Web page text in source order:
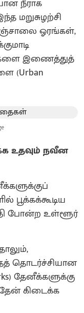
நீராக
மறுசுழற்சி
ஓரங்கள்,
இணைத்துத்
(Urban
உதவும் நவீன
பூக்கக்கூடிய
போன்ற உள்ளூர்
தொடர்ச்சியான
தேனீக்களுக்கு
கிடைக்க